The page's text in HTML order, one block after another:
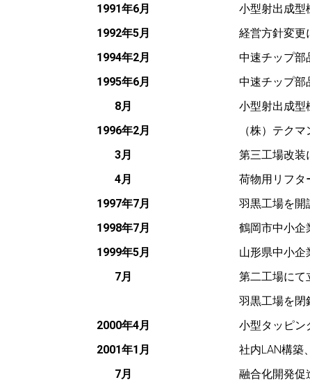
1991年6月
小型射出成型
1992年5月
経営方針変更
1994年2月
中速チップ部
1995年6月
中速チップ部
8月
小型射出成型
1996年2月
（株）テク
3月
第三工場改装
4月
荷物用リフタ
1997年7月
羽黒工場を開
1998年7月
鶴岡市中小企
1999年5月
山形県中小企
7月
第二工場にて
羽黒工場を閉
2000年4月
小型タッピン
2001年1月
社内LAN構築
7月
融合化開発促